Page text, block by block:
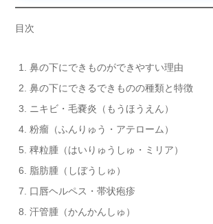
目次
鼻の下にできものができやすい理由
鼻の下にできるできものの種類と特徴
ニキビ・毛嚢炎（もうほうえん）
粉瘤（ふんりゅう・アテローム）
稗粒腫（はいりゅうしゅ・ミリア）
脂肪腫（しぼうしゅ）
口唇ヘルペス・帯状疱疹
汗管腫（かんかんしゅ）